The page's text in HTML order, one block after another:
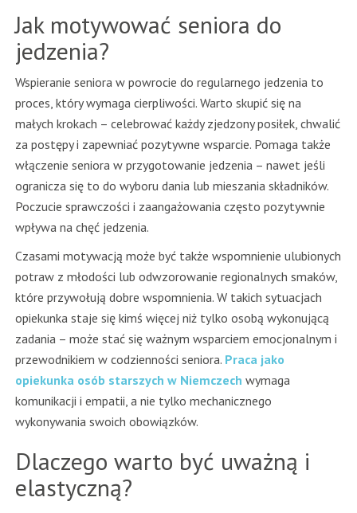
Jak motywować seniora do
jedzenia?
Wspieranie seniora w powrocie do regularnego jedzenia to
proces, który wymaga cierpliwości. Warto skupić się na
małych krokach – celebrować każdy zjedzony posiłek, chwalić
za postępy i zapewniać pozytywne wsparcie. Pomaga także
włączenie seniora w przygotowanie jedzenia – nawet jeśli
ogranicza się to do wyboru dania lub mieszania składników.
Poczucie sprawczości i zaangażowania często pozytywnie
wpływa na chęć jedzenia.
Czasami motywacją może być także wspomnienie ulubionych
potraw z młodości lub odwzorowanie regionalnych smaków,
które przywołują dobre wspomnienia. W takich sytuacjach
opiekunka staje się kimś więcej niż tylko osobą wykonującą
zadania – może stać się ważnym wsparciem emocjonalnym i
przewodnikiem w codzienności seniora. Praca jako
opiekunka osób starszych w Niemczech wymaga
komunikacji i empatii, a nie tylko mechanicznego
wykonywania swoich obowiązków.
Dlaczego warto być uważną i
elastyczną?